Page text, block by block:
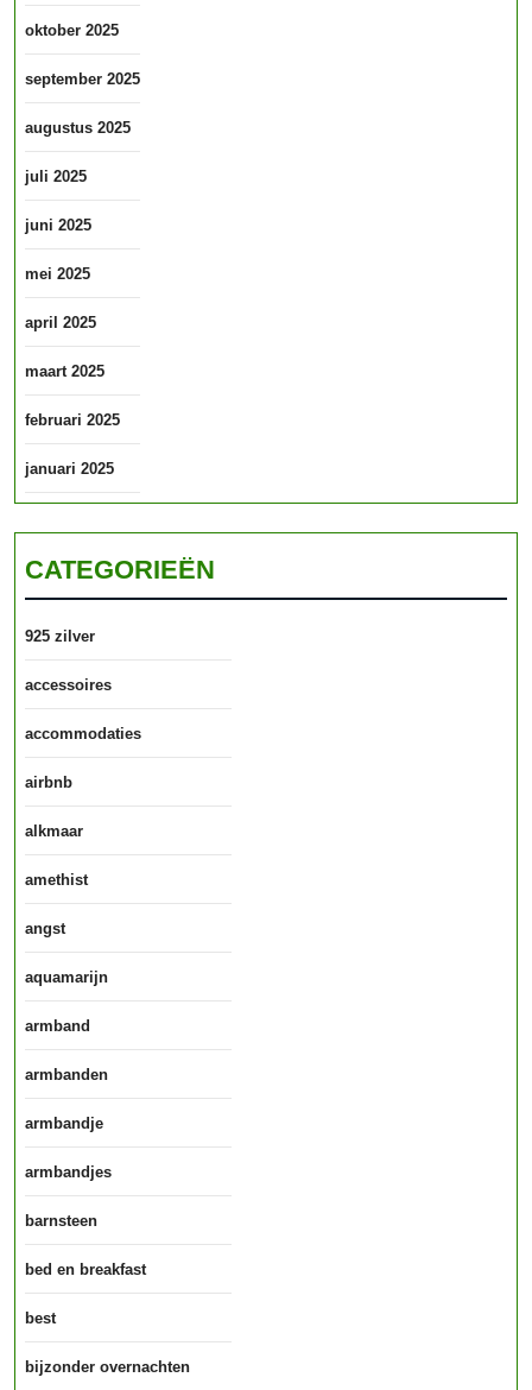
oktober 2025
september 2025
augustus 2025
juli 2025
juni 2025
mei 2025
april 2025
maart 2025
februari 2025
januari 2025
CATEGORIEËN
925 zilver
accessoires
accommodaties
airbnb
alkmaar
amethist
angst
aquamarijn
armband
armbanden
armbandje
armbandjes
barnsteen
bed en breakfast
best
bijzonder overnachten